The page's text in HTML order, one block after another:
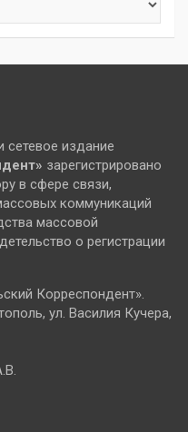
издание
зарегистрировано
в сфере связи,
коммуникаций
массовой
о регистрации
Корреспондент».
ул. Василия Кучера,